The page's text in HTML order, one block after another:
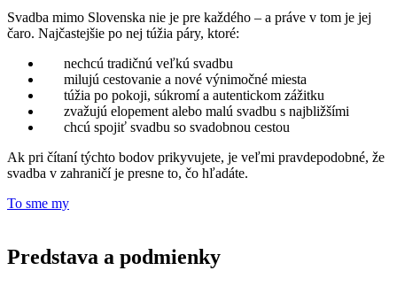
Svadba mimo Slovenska nie je pre každého – a práve v tom je jej
čaro. Najčastejšie po nej túžia páry, ktoré:
nechcú tradičnú veľkú svadbu
milujú cestovanie a nové výnimočné miesta
túžia po pokoji, súkromí a autentickom zážitku
zvažujú elopement alebo malú svadbu s najbližšími
chcú spojiť svadbu so svadobnou cestou
Ak pri čítaní týchto bodov prikyvujete, je veľmi pravdepodobné, že
svadba v zahraničí je presne to, čo hľadáte.
To sme my
Predstava a podmienky